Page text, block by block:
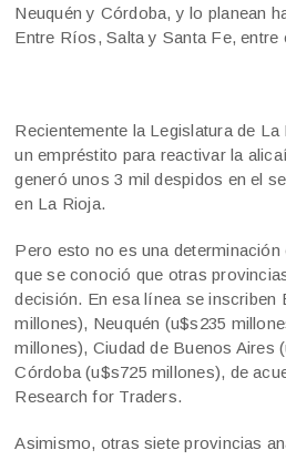
Neuquén y Córdoba, y lo planean
Entre Ríos, Salta y Santa Fe, entre
Recientemente la Legislatura de
un empréstito para reactivar la
generó unos 3 mil despidos en el
en La Rioja.
Pero esto no es una
que se conoció que otras
decisión. En esa línea se inscriben
millones), Neuquén (u$s235
millones), Ciudad de Buenos Aires
Córdoba (u$s725 millones), de
Research for Traders.
Asimismo, otras siete provincias